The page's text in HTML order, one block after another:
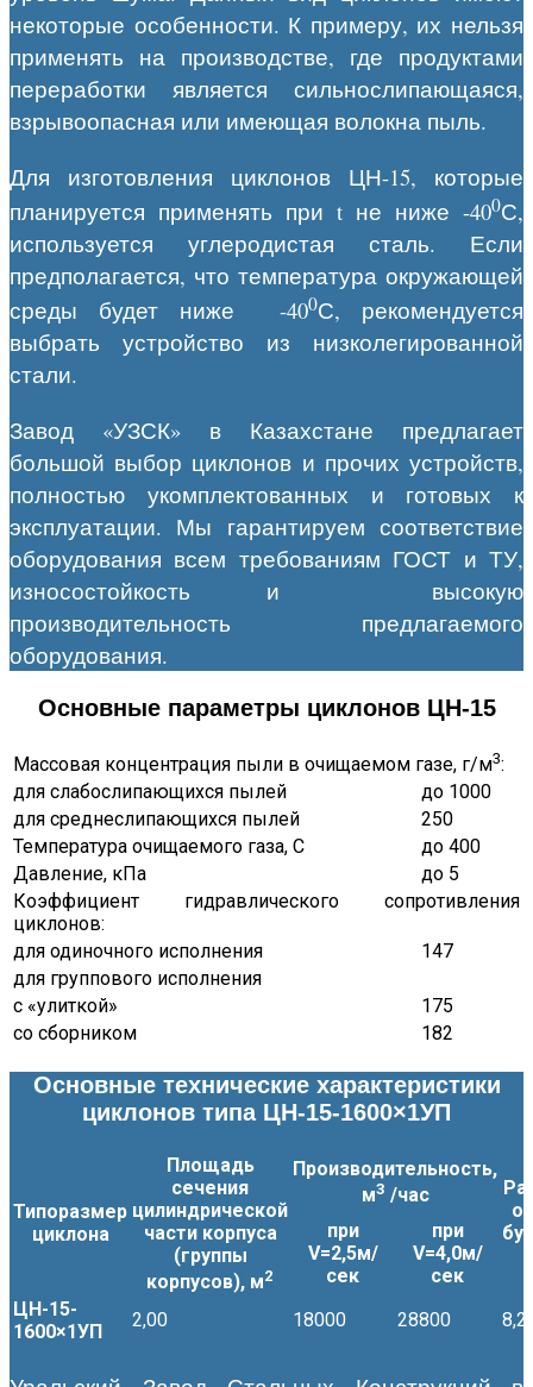
некоторые особенности. К примеру, их нельзя
применять на производстве, где продуктами
переработки является сильнослипающаяся,
взрывоопасная или имеющая волокна пыль.
Для изготовления циклонов ЦН-15, которые
планируется применять при t не ниже -400С,
используется углеродистая сталь. Если
предполагается, что температура окружающей
среды будет ниже -400С, рекомендуется
выбрать устройство из низколегированной
стали.
Завод «УЗСК» в Казахстане предлагает
большой выбор циклонов и прочих устройств,
полностью укомплектованных и готовых к
эксплуатации. Мы гарантируем соответствие
оборудования всем требованиям ГОСТ и ТУ,
износостойкость и высокую
производительность предлагаемого
оборудования.
Основные параметры циклонов ЦН-15
Массовая концентрация пыли в очищаемом газе, г/м3:
для слабослипающихся пылей
до 1000
для среднеслипающихся пылей
250
Температура очищаемого газа, С
до 400
Давление, кПа
до 5
Коэффициент гидравлического сопротивления
циклонов:
для одиночного исполнения
147
для группового исполнения
с «улиткой»
175
со сборником
182
Основные технические характеристики
циклонов типа ЦН-15-1600×1УП
Типоразмер
циклона
Площадь
сечения
цилиндрической
части корпуса
(группы
корпусов), м2
Производительность,
м3 /час
при
V=2,5м/
сек
при
V=4,0м/
сек
ЦН-15-
1600×1УП
2,00 18000 28800 8,2